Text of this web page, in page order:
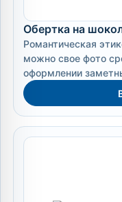
Обертка на
Романтическая
можно свое фото
оформлении